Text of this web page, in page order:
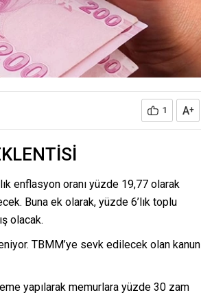
1 A+
enflasyon oranı yüzde 19,77 olarak
Buna ek olarak, yüzde 6’lık toplu
olacak.
TBMM’ye sevk edilecek olan kanun
yapılarak memurlara yüzde 30 zam